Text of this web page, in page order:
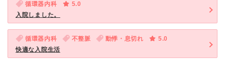
循環器内科
5.0
入院しました。
循環器内科 不整脈 動悸・息切れ
5.0
快適な入院生活